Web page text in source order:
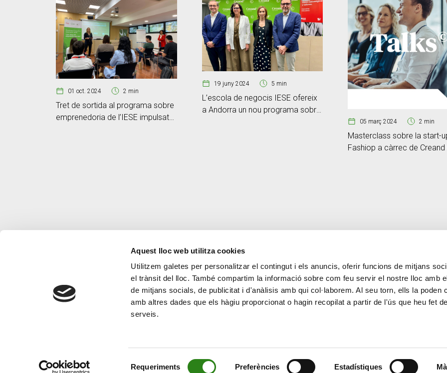
Aquest lloc web utilitza cookies
Utilitzem galetes per personalitzar el contingut i els anuncis, oferir funcions de mitjans
el trànsit del lloc. També compartim la informació sobre com feu servir el nostre lloc amb
de mitjans socials, de publicitat i d'anàlisis amb qui col·laborem. Al seu torn, ells la poden
amb altres dades que els hàgiu proporcionat o hagin recopilat a partir de l'ús que heu fet
serveis.
Requeriments Preferències Estadístiques
01 oct. 2024 2 min
Tret de sortida al programa sobre
emprenedoria de l’IESE impulsat
19 juny 2024 5 min
L’escola de negocis IESE ofereix
a Andorra un nou programa sobre
05 març 2024 2 min
Masterclass sobre la start-
Fashiop a càrrec de Creand
CONTACTE
MÉS CREAND
Actualitat